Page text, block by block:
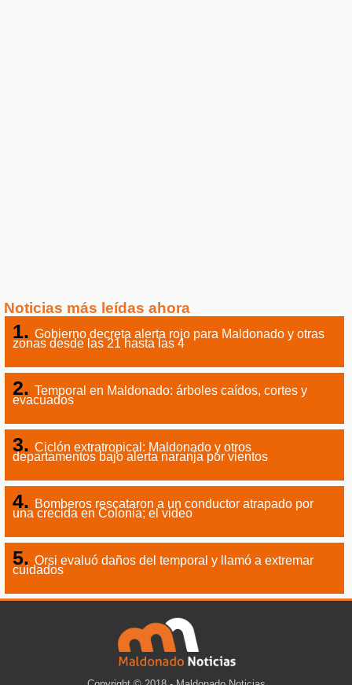
Noticias más leídas ahora
Gobierno decreta alerta rojo para Maldonado y otras
zonas desde las 21 hasta las 4
Temporal en Maldonado: árboles caídos, cortes y
evacuados
Ciclón extratropical: Maldonado y otros
departamentos bajo alerta naranja por vientos
Bomberos rescataron a un conductor atrapado por
una crecida en Colonia; el video
Orsi evaluó daños del temporal y llamó a extremar
cuidados